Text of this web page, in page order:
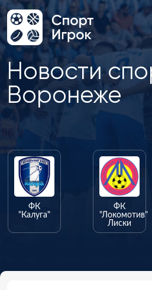
Новости
Воронеже
ФК
"Калуга"
ФК
"Локомотив"
Лиски